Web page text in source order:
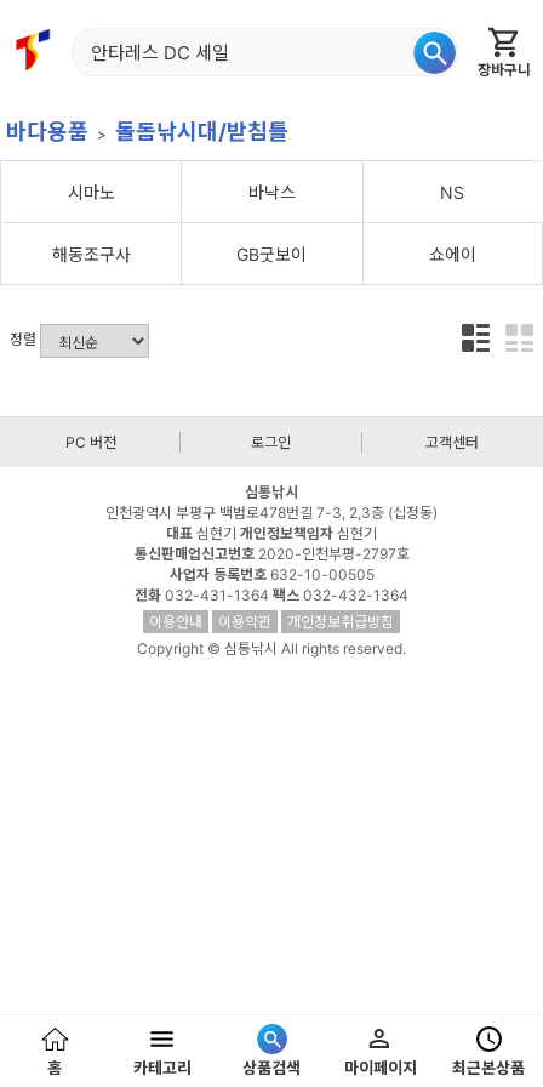
장바구니
홈 신상품 재입고 베스트
홈 카테고리 상품검색 마이페이지 최근본상품
바다용품 돌돔낚시대/받침틀
시마노 바낙스 NS
해동조구사 GB굿보이 쇼에이
정렬
PC 버전 로그인 고객센터
심통낚시
인천광역시 부평구 백범로478번길 7-3, 2,3층 (십정동)
대표 심현기 개인정보책임자 심현기
통신판매업신고번호2020-인천부평-2797호
사업자 등록번호632-10-00505
전화 032-431-1364 팩스 032-432-1364
이용안내
이용약관
개인정보취급방침
Copyright © 심통낚시 All rights reserved.